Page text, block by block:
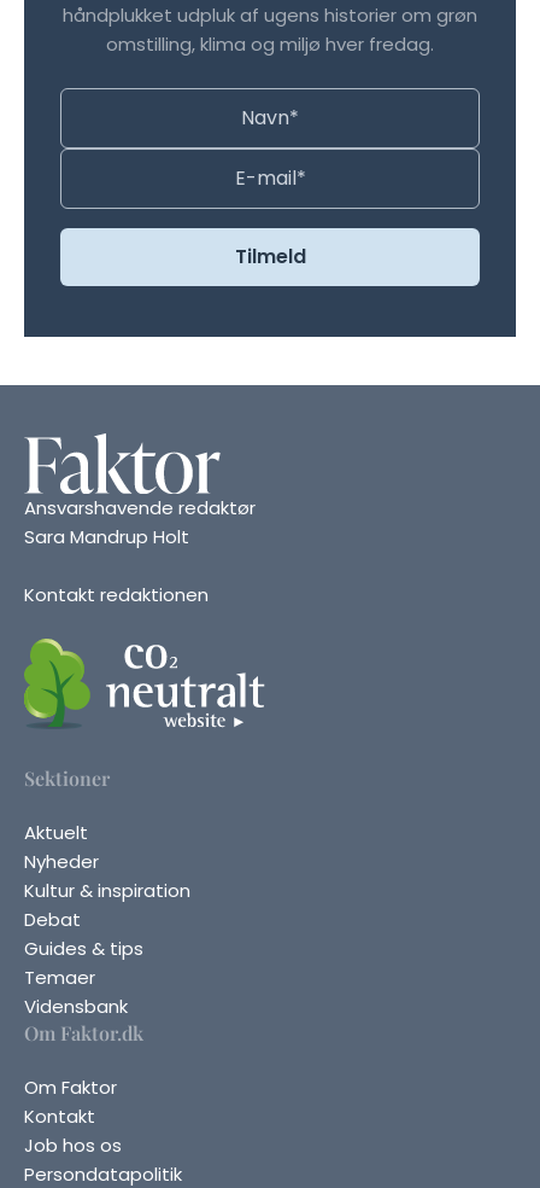
håndplukket udpluk af ugens historier om grøn
omstilling, klima og miljø hver fredag.
Ansvarshavende redaktør
Sara Mandrup Holt
Kontakt redaktionen
Sektioner
Aktuelt
Nyheder
Kultur & inspiration
Debat
Guides & tips
Temaer
Vidensbank
Om Faktor.dk
Om Faktor
Kontakt
Job hos os
Persondatapolitik